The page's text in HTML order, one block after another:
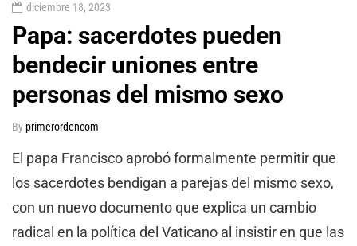
diciembre 18, 2023
Papa: sacerdotes pueden
bendecir uniones entre
personas del mismo sexo
Byprimerordencom
El papa Francisco aprobó formalmente permitir que
los sacerdotes bendigan a parejas del mismo sexo,
con un nuevo documento que explica un cambio
radical en la política del Vaticano al insistir en que las